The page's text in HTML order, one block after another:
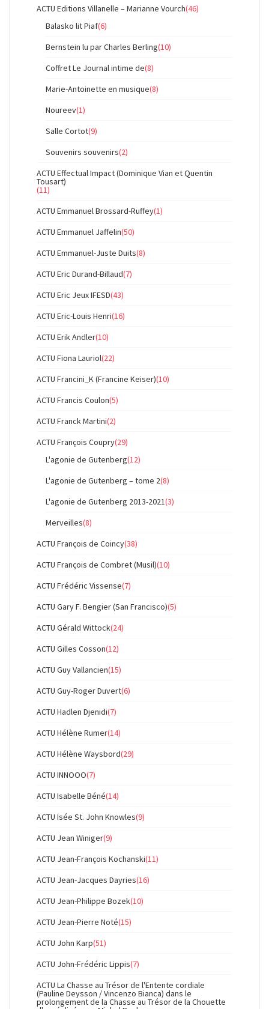
ACTU Editions Villanelle – Marianne Vourch(46)
Balasko lit Piaf(6)
Bernstein lu par Charles Berling(10)
Coffret Le Journal intime de(8)
Marie-Antoinette en musique(8)
Noureev(1)
Salle Cortot(9)
Souvenirs souvenirs(2)
ACTU Effectual Impact (Dominique Vian et Quentin
Tousart)
(11)
ACTU Emmanuel Brossard-Ruffey(1)
ACTU Emmanuel Jaffelin(50)
ACTU Emmanuel-Juste Duits(8)
ACTU Eric Durand-Billaud(7)
ACTU Eric Jeux IFESD(43)
ACTU Eric-Louis Henri(16)
ACTU Erik Andler(10)
ACTU Fiona Lauriol(22)
ACTU Francini_K (Francine Keiser)(10)
ACTU Francis Coulon(5)
ACTU Franck Martini(2)
ACTU François Coupry(29)
L'agonie de Gutenberg(12)
L'agonie de Gutenberg – tome 2(8)
L'agonie de Gutenberg 2013-2021(3)
Merveilles(8)
ACTU François de Coincy(38)
ACTU François de Combret (Musil)(10)
ACTU Frédéric Vissense(7)
ACTU Gary F. Bengier (San Francisco)(5)
ACTU Gérald Wittock(24)
ACTU Gilles Cosson(12)
ACTU Guy Vallancien(15)
ACTU Guy-Roger Duvert(6)
ACTU Hadlen Djenidi(7)
ACTU Hélène Rumer(14)
ACTU Hélène Waysbord(29)
ACTU INNOOO(7)
ACTU Isabelle Béné(14)
ACTU Isée St. John Knowles(9)
ACTU Jean Winiger(9)
ACTU Jean-François Kochanski(11)
ACTU Jean-Jacques Dayries(16)
ACTU Jean-Philippe Bozek(10)
ACTU Jean-Pierre Noté(15)
ACTU John Karp(51)
ACTU John-Frédéric Lippis(7)
ACTU La Chasse au Trésor de l'Entente cordiale
(Pauline Deysson / Vincenzo Bianca) dans le
prolongement de la Chasse au Trésor de la Chouette